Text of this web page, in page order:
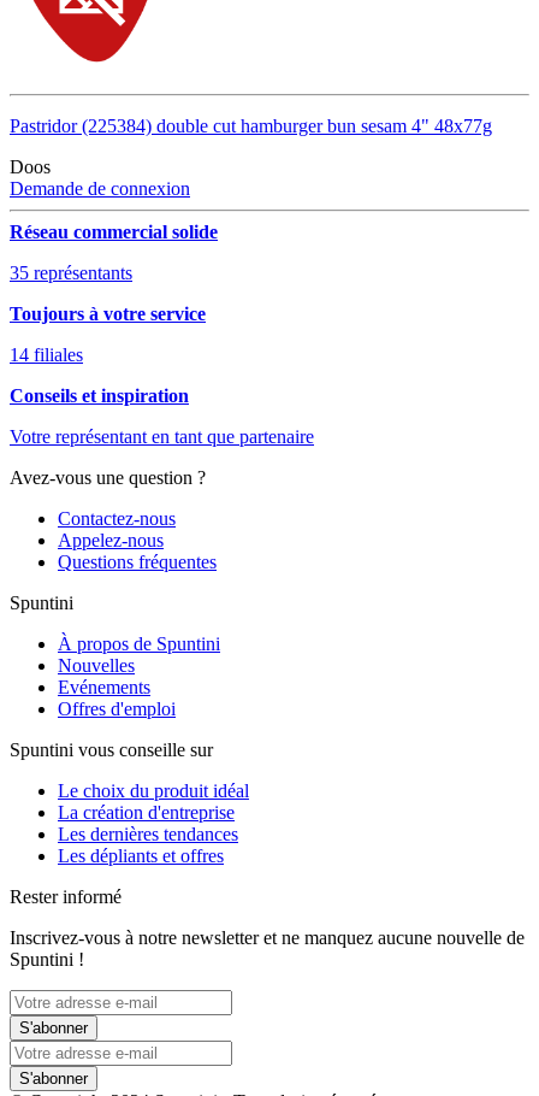
Pastridor (225384) double cut hamburger bun sesam 4" 48x77g
Doos
Demande de connexion
Réseau commercial solide
35 représentants
Toujours à votre service
14 filiales
Conseils et inspiration
Votre représentant en tant que partenaire
Avez-vous une question ?
Contactez-nous
Appelez-nous
Questions fréquentes
Spuntini
À propos de Spuntini
Nouvelles
Evénements
Offres d'emploi
Spuntini vous conseille sur
Le choix du produit idéal
La création d'entreprise
Les dernières tendances
Les dépliants et offres
Rester informé
Inscrivez-vous à notre newsletter et ne manquez aucune nouvelle de
Spuntini !
S'abonner
S'abonner